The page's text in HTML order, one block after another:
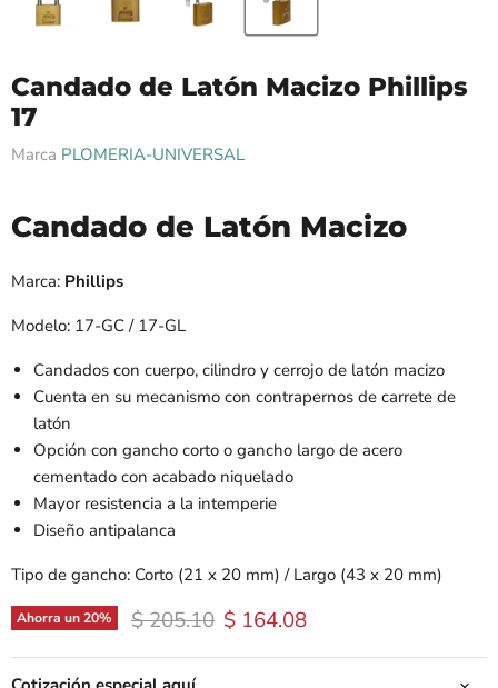
Candado de Latón Macizo Phillips
17
Marca PLOMERIA-UNIVERSAL
Candado de Latón Macizo
Marca: Phillips
Modelo: 17-GC / 17-GL
Candados con cuerpo, cilindro y cerrojo de latón macizo
Cuenta en su mecanismo con contrapernos de carrete de
latón
Opción con gancho corto o gancho largo de acero
cementado con acabado niquelado
Mayor resistencia a la intemperie
Diseño antipalanca
Tipo de gancho: Corto (21 x 20 mm) / Largo (43 x 20 mm)
Ahorra un20% Precio original
$ 205.10 Precio actual
$ 164.08